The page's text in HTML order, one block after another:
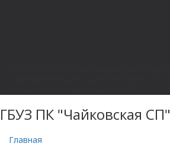
ГБУЗ ПК "Чайковская СП"
Главная